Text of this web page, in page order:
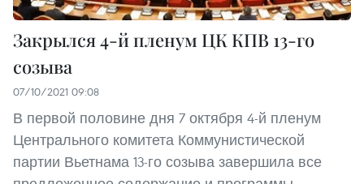
Закрылся 4-й пленум ЦК КПВ 13-го
созыва
07/10/2021 09:08
В первой половине дня 7 октября 4-й пленум
Центрального комитета Коммунистической
партии Вьетнама 13-го созыва завершила все